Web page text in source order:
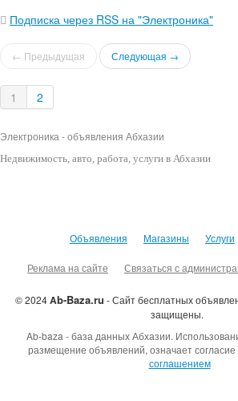
Подписка через RSS на "Электроника"
← Предыдущая Следующая →
1 2
Электроника - объявления Абхазии
Недвижимость , авто, работа, услуги в Абхазии
Объявления Магазины Услуги
Реклама на сайте Связаться с
© 2024Ab-Baza.ru - Сайт бесплатных
защищены.
Ab-baza - база данных Абхазии.
размещение объявлений, означает согласие
соглашением